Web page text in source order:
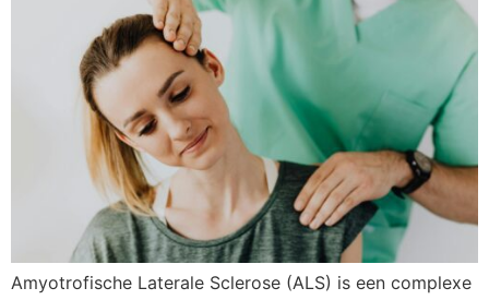
Amyotrofische Laterale Sclerose (ALS) is een complexe